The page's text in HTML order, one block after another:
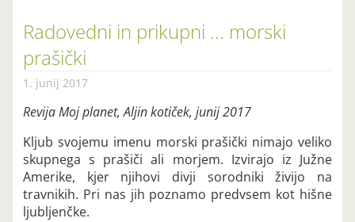
Radovedni in prikupni ... morski
prašički
1. junij 2017
Revija Moj planet, Aljin kotiček, junij 2017
Kljub svojemu imenu morski prašički nimajo veliko
skupnega s prašiči ali morjem. Izvirajo iz Južne
Amerike, kjer njihovi divji sorodniki živijo na
travnikih. Pri nas jih poznamo predvsem kot hišne
ljubljenčke.